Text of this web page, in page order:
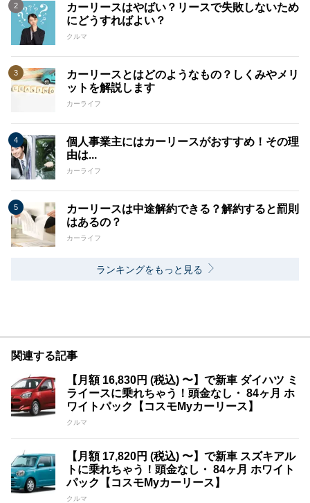
カーリースはやばい？リースで失敗しないため
にどうすればよい？
クルマ
カーリースとはどのようなもの？しくみやメリ
ットを解説します
カーライフ
個人事業主にはカーリースがおすすめ！その理
由は...
カーライフ
カーリースは中途解約できる？解約すると罰則
はあるの？
カーライフ
ランキングをもっと見る
関連する記事
【月額 16,830円 (税込) 〜】で新車 ダイハツ ミ
ライースに乗れちゃう！頭金なし・ 84ヶ月 ホ
ワイトパック【コスモMyカーリース】
クルマ
【月額 17,820円 (税込) 〜】で新車 スズキアル
トに乗れちゃう！頭金なし・ 84ヶ月 ホワイト
パック【コスモMyカーリース】
クルマ